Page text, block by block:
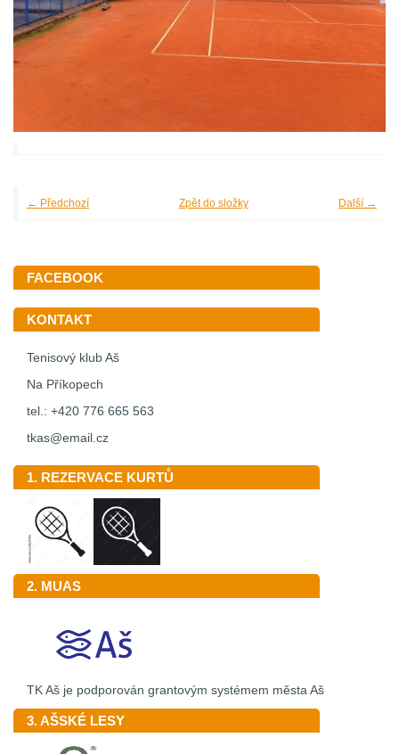
← Předchozí Další →
Zpět do složky
FACEBOOK
KONTAKT
Tenisový klub Aš
Na Příkopech
tel.: +420 776 665 563
tkas@email.cz
1. REZERVACE KURTŮ
2. MUAS
TK Aš je podporován grantovým systémem města Aš
3. AŠSKÉ LESY